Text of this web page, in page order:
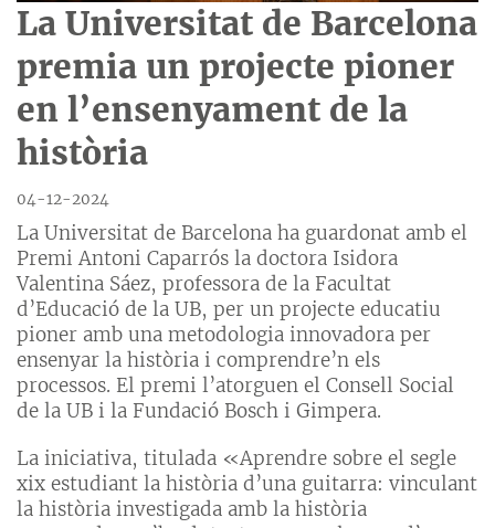
La Universitat de Barcelona
premia un projecte pioner
en l’ensenyament de la
història
04-12-2024
La Universitat de Barcelona ha guardonat amb el
Premi Antoni Caparrós la doctora Isidora
Valentina Sáez, professora de la Facultat
d’Educació de la UB, per un projecte educatiu
pioner amb una metodologia innovadora per
ensenyar la història i comprendre’n els
processos. El premi l’atorguen el Consell Social
de la UB i la Fundació Bosch i Gimpera.
La iniciativa, titulada «Aprendre sobre el segle
xix estudiant la història d’una guitarra: vinculant
la història investigada amb la història